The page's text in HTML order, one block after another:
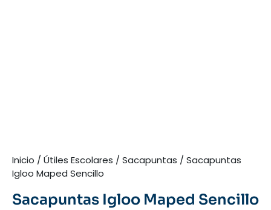
Inicio / Útiles Escolares / Sacapuntas / Sacapuntas
Igloo Maped Sencillo
Sacapuntas Igloo Maped Sencillo